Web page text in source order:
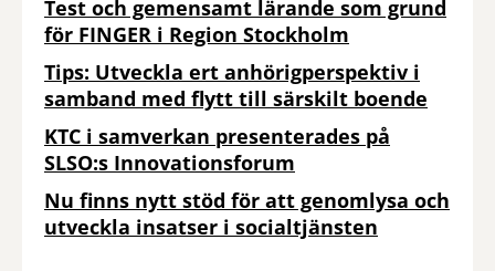
Test och gemensamt lärande som grund
för FINGER i Region Stockholm
Tips: Utveckla ert anhörigperspektiv i
samband med flytt till särskilt boende
KTC i samverkan presenterades på
SLSO:s Innovationsforum
Nu finns nytt stöd för att genomlysa och
utveckla insatser i socialtjänsten